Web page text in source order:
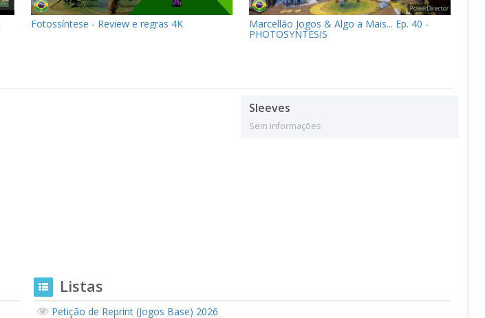
Fotossíntese - Review e regras 4K Marcellão Jogos & Algo a Mais... Ep. 40 -
PHOTOSYNTESIS
Sleeves
Sem informações
Listas
Petição de Reprint (Jogos Base) 2026